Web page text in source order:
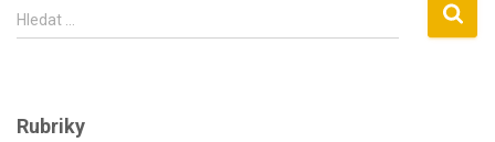
V
y
d
Hledat …
Rubriky